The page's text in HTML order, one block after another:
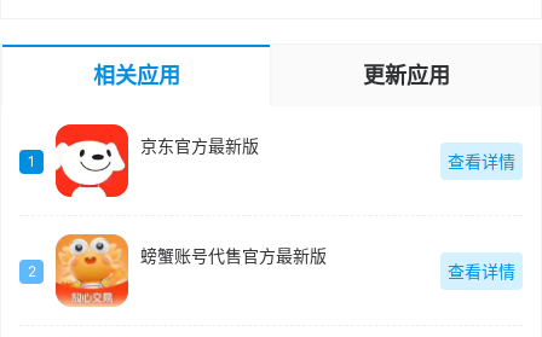
相关应用 更新应用
1
京东官方最新版
查看详情
2
螃蟹账号代售官方最新版
查看详情